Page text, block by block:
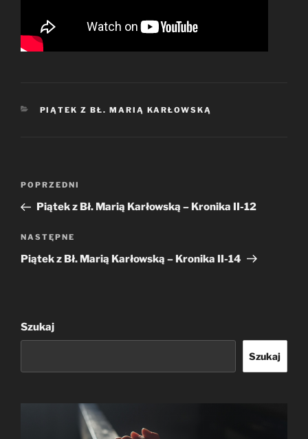
KATEGORIE
PIĄTEK Z BŁ. MARIĄ KARŁOWSKĄ
Nawigacja
wpisu
Poprzedni
wpis
POPRZEDNI
Piątek z Bł. Marią Karłowską – Kronika II-12
Następny
wpis
NASTĘPNE
Piątek z Bł. Marią Karłowską – Kronika II-14
Szukaj
Szukaj